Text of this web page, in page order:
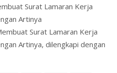
Surat Lamaran Kerja
Artinya
Surat Lamaran Kerja
Artinya, dilengkapi dengan